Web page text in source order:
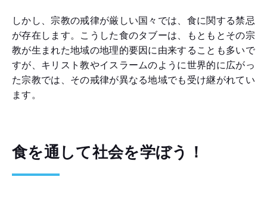
しかし、宗教の戒律が厳しい国々では、食に関する禁忌
が存在します。こうした食のタブーは、もともとその宗
教が生まれた地域の地理的要因に由来することも多いで
すが、キリスト教やイスラームのように世界的に広がっ
た宗教では、その戒律が異なる地域でも受け継がれてい
ます。
食を通して社会を学ぼう！